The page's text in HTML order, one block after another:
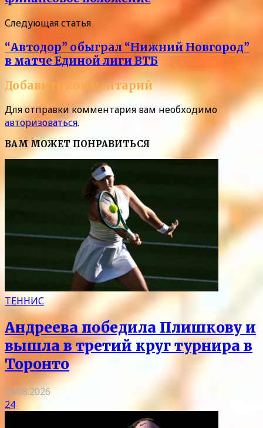
Следующая статья
“Автодор” обыграл “Нижний Новгород”
в матче Единой лиги ВТБ
Добавить комментарий
Для отправки комментария вам необходимо
авторизоваться.
ВАМ МОЖЕТ ПОНРАВИТЬСЯ
ТЕННИС
Андреева победила Плишкову и
вышла в третий круг турнира в
Торонто
06.08.2026
24